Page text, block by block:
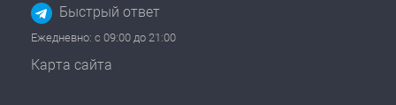
Быстрый ответ
Ежедневно: с 09:00 до 21:00
Карта сайта